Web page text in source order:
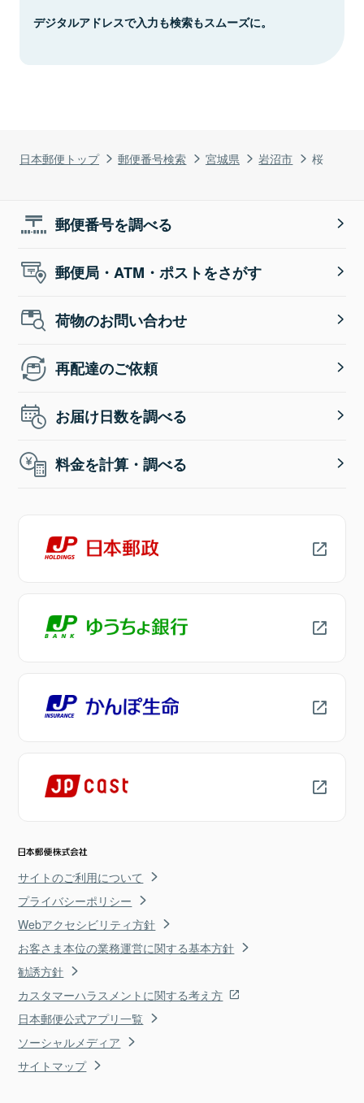
日本郵便トップ 郵便番号検索 宮城県 岩沼市 桜
デジタルアドレスで入力も検索もスムーズに。
郵便番号を調べる
郵便局・ATM・ポストをさがす
荷物のお問い合わせ
再配達のご依頼
お届け日数を調べる
料金を計算・調べる
サイトのご利用について
プライバシーポリシー
Webアクセシビリティ方針
お客さま本位の業務運営に関する基本方針
勧誘方針
カスタマーハラスメントに関する考え方
日本郵便公式アプリ一覧
ソーシャルメディア
サイトマップ